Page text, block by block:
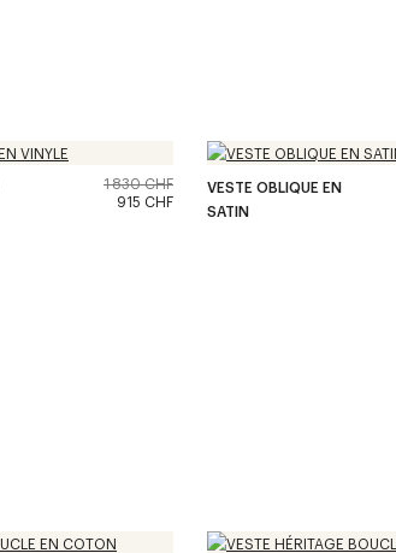
1 830 CHF
915 CHF
VESTE OBLIQUE EN
SATIN